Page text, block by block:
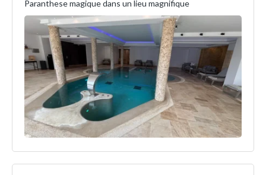
Paranthese magique dans un lieu magnifique